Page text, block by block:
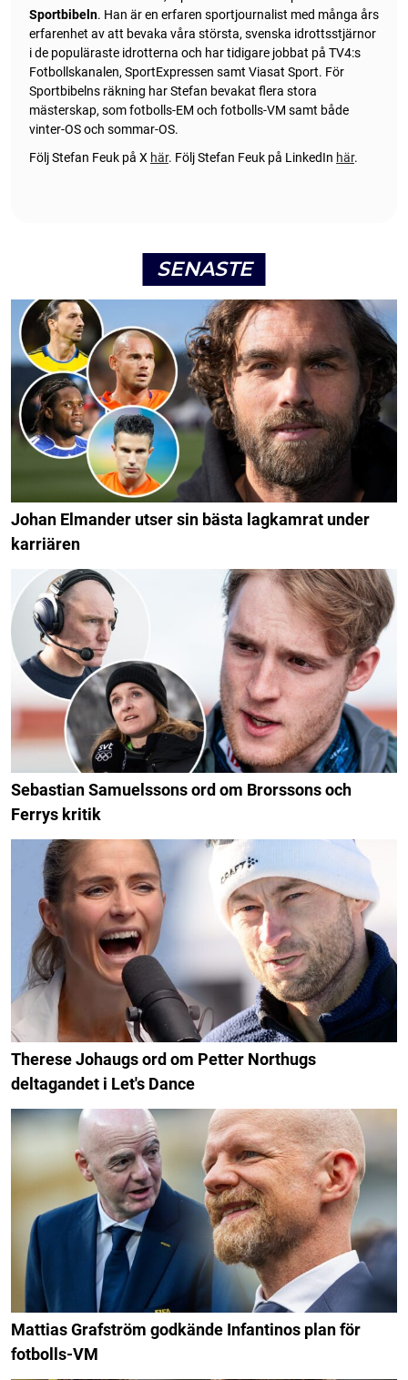
Sportbibeln. Han är en erfaren sportjournalist med många års
erfarenhet av att bevaka våra största, svenska idrottsstjärnor
i de populäraste idrotterna och har tidigare jobbat på TV4:s
Fotbollskanalen, SportExpressen samt Viasat Sport. För
Sportbibelns räkning har Stefan bevakat flera stora
mästerskap, som fotbolls-EM och fotbolls-VM samt både
vinter-OS och sommar-OS.
Följ Stefan Feuk på X här. Följ Stefan Feuk på LinkedIn här.
SENASTE
Johan Elmander utser sin bästa lagkamrat under
karriären
Sebastian Samuelssons ord om Brorssons och
Ferrys kritik
Therese Johaugs ord om Petter Northugs
deltagandet i Let's Dance
Mattias Grafström godkände Infantinos plan för
fotbolls-VM